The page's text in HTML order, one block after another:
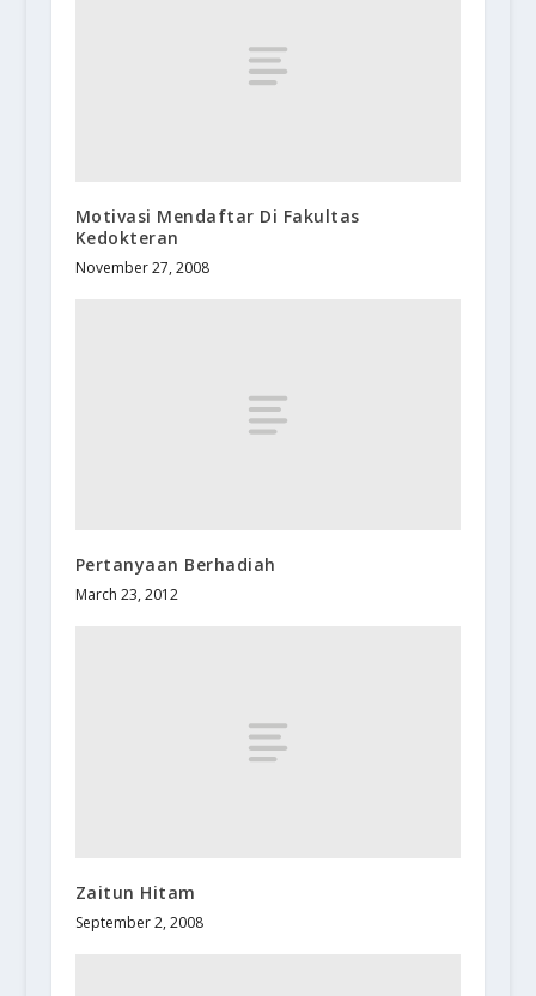
Motivasi Mendaftar Di Fakultas
Kedokteran
November 27, 2008
Pertanyaan Berhadiah
March 23, 2012
Zaitun Hitam
September 2, 2008